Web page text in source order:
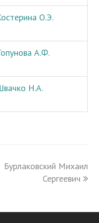
О.Э.
А.Ф.
Н.А.
next
Бурлаковский Михаил
Сергеевич